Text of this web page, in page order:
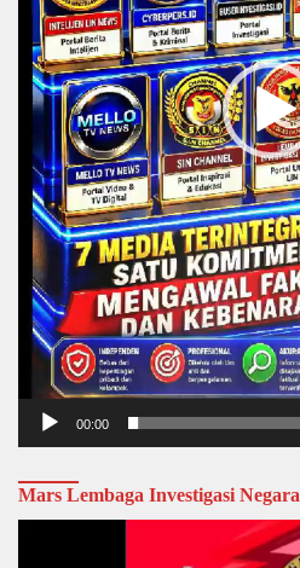
00:00
Mars Lembaga Investigasi Negara